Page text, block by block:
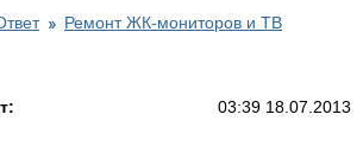
Ремонт ЖК-мониторов и ТВ
03:39 18.07.2013